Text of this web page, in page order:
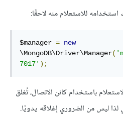
$manager = new
\MongoDB\Driver\Manager(
7017' );
باستخدام كائن الاتصال، تُغلق
لذا ليس من الضروري إغلاقه يدويًا.